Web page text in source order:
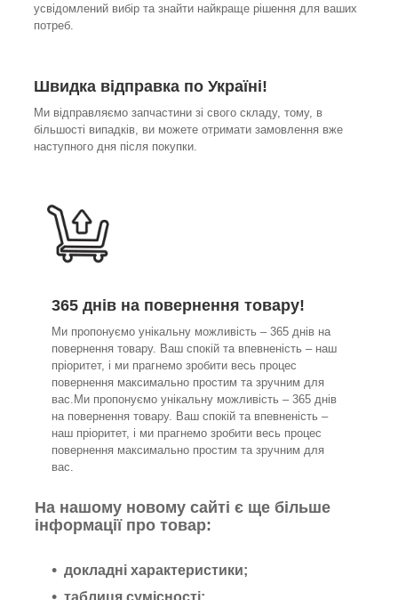
усвідомлений вибір та знайти найкраще рішення для ваших
потреб.
Швидка відправка по Україні!
Ми відправляємо запчастини зі свого складу, тому, в
більшості випадків, ви можете отримати замовлення вже
наступного дня після покупки.
365 днів на повернення товару!
Ми пропонуємо унікальну можливість – 365 днів на
повернення товару. Ваш спокій та впевненість – наш
пріоритет, і ми прагнемо зробити весь процес
повернення максимально простим та зручним для
вас.Ми пропонуємо унікальну можливість – 365 днів
на повернення товару. Ваш спокій та впевненість –
наш пріоритет, і ми прагнемо зробити весь процес
повернення максимально простим та зручним для
вас.
На нашому новому сайті є ще більше
інформації про товар:
докладні характеристики;